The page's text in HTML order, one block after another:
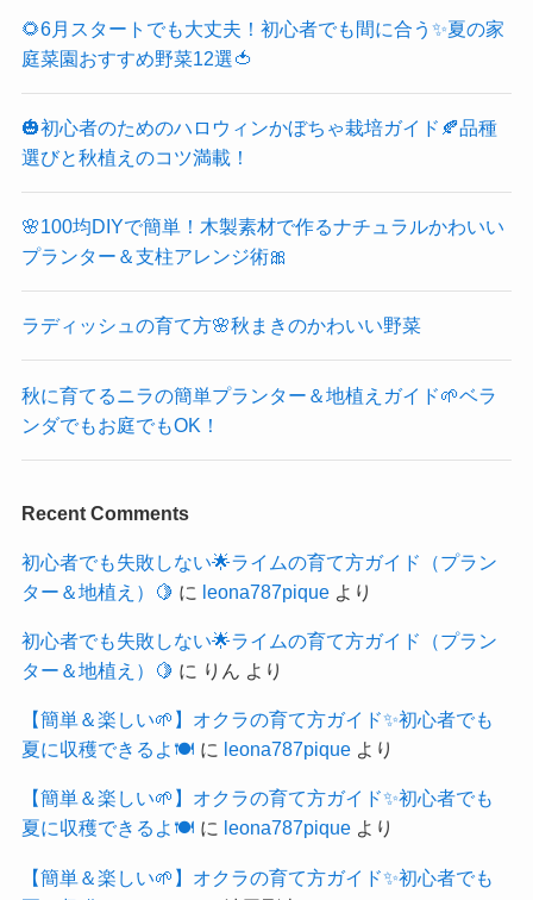
🌻6月スタートでも大丈夫！初心者でも間に合う✨夏の家
庭菜園おすすめ野菜12選🍅
🎃初心者のためのハロウィンかぼちゃ栽培ガイド🍂品種
選びと秋植えのコツ満載！
🌸100均DIYで簡単！木製素材で作るナチュラルかわいい
プランター＆支柱アレンジ術🎀
ラディッシュの育て方🌸秋まきのかわいい野菜
秋に育てるニラの簡単プランター＆地植えガイド🌱ベラ
ンダでもお庭でもOK！
Recent Comments
初心者でも失敗しない🌟ライムの育て方ガイド（プラン
ター＆地植え）🍋 に leona787piqueより
初心者でも失敗しない🌟ライムの育て方ガイド（プラン
ター＆地植え）🍋 に りん より
【簡単＆楽しい🌱】オクラの育て方ガイド✨初心者でも
夏に収穫できるよ🍽️ に leona787piqueより
【簡単＆楽しい🌱】オクラの育て方ガイド✨初心者でも
夏に収穫できるよ🍽️ に leona787piqueより
【簡単＆楽しい🌱】オクラの育て方ガイド✨初心者でも